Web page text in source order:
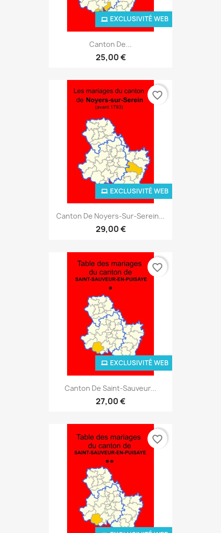
Canton De...
25,00 €
EXCLUSIVITÉ WEB
Canton De Noyers-Sur-Serein...
29,00 €
EXCLUSIVITÉ WEB
favorite_border
Canton De Saint-Sauveur...
27,00 €
EXCLUSIVITÉ WEB
favorite_border
favorite_border